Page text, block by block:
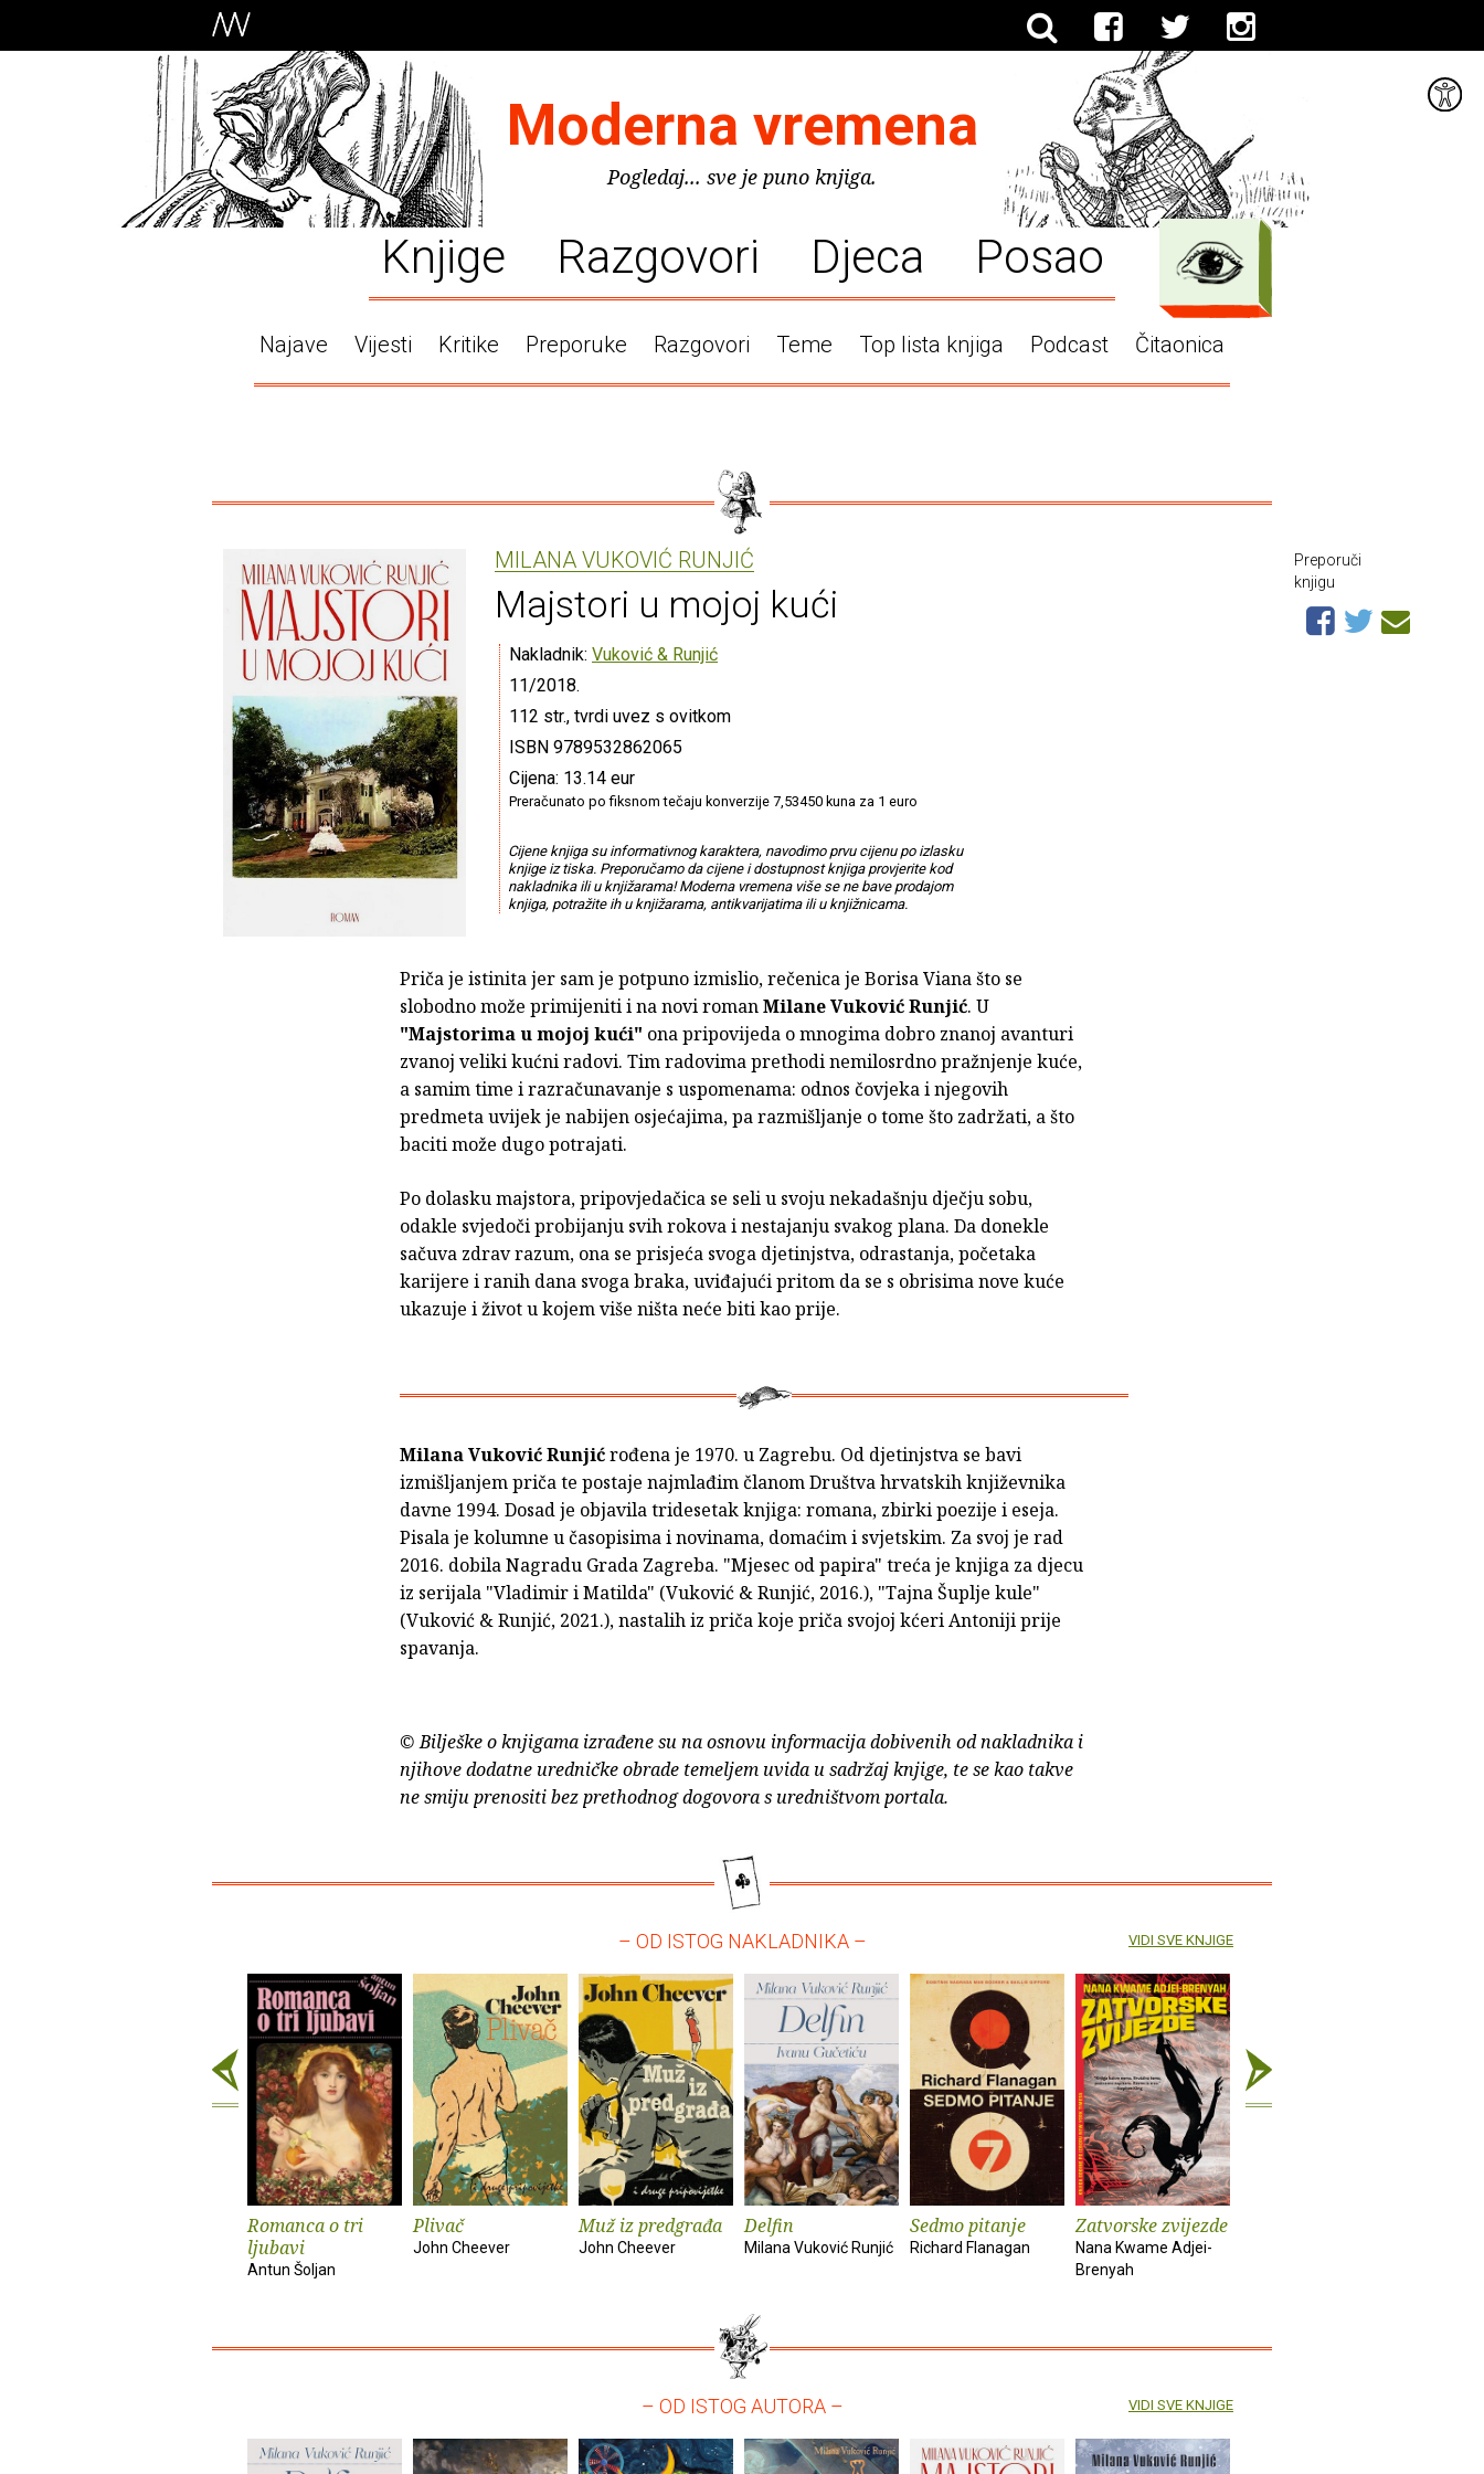
Moderna vremena
Pogledaj... sve je puno knjiga.
Knjige Razgovori Djeca Posao
Najave Vijesti Kritike Preporuke Razgovori Teme Top lista knjiga Podcast Čitaonica
MILANA VUKOVIĆ RUNJIĆ
Majstori u mojoj kući
Nakladnik: Vuković & Runjić
11/2018.
112 str., tvrdi uvez s ovitkom
ISBN 9789532862065
Cijena: 13.14 eur
Preračunato po fiksnom tečaju konverzije 7,53450 kuna za 1 euro
Cijene knjiga su informativnog karaktera, navodimo prvu cijenu po izlasku
knjige iz tiska. Preporučamo da cijene i dostupnost knjiga provjerite kod
nakladnika ili u knjižarama! Moderna vremena više se ne bave prodajom
knjiga, potražite ih u knjižarama, antikvarijatima ili u knjižnicama.
Priča je istinita jer sam je potpuno izmislio, rečenica je Borisa Viana što se
slobodno može primijeniti i na novi romanMilane Vuković Runjić. U
"Majstorima u mojoj kući" ona pripovijeda o mnogima dobro znanoj avanturi
zvanoj veliki kućni radovi. Tim radovima prethodi nemilosrdno pražnjenje kuće,
a samim time i razračunavanje s uspomenama: odnos čovjeka i njegovih
predmeta uvijek je nabijen osjećajima, pa razmišljanje o tome što zadržati, a što
baciti može dugo potrajati.
Po dolasku majstora, pripovjedačica se seli u svoju nekadašnju dječju sobu,
odakle svjedoči probijanju svih rokova i nestajanju svakog plana. Da donekle
sačuva zdrav razum, ona se prisjeća svoga djetinjstva, odrastanja, početaka
karijere i ranih dana svoga braka, uviđajući pritom da se s obrisima nove kuće
ukazuje i život u kojem više ništa neće biti kao prije.
Milana Vuković Runjićrođena je 1970. u Zagrebu. Od djetinjstva se bavi
izmišljanjem priča te postaje najmlađim članom Društva hrvatskih književnika
davne 1994. Dosad je objavila tridesetak knjiga: romana, zbirki poezije i eseja.
Pisala je kolumne u časopisima i novinama, domaćim i svjetskim. Za svoj je rad
2016. dobila Nagradu Grada Zagreba. "Mjesec od papira" treća je knjiga za djecu
iz serijala "Vladimir i Matilda" (Vuković & Runjić, 2016.), "Tajna Šuplje kule"
(Vuković & Runjić, 2021.), nastalih iz priča koje priča svojoj kćeri Antoniji prije
spavanja.
© Bilješke o knjigama izrađene su na osnovu informacija dobivenih od nakladnika i
njihove dodatne uredničke obrade temeljem uvida u sadržaj knjige, te se kao takve
ne smiju prenositi bez prethodnog dogovora s uredništvom portala.
Preporuči
knjigu
– OD ISTOG NAKLADNIKA –
Romanca o tri
ljubavi
Antun Šoljan
Plivač
John Cheever
Muž iz predgrađa
John Cheever
Delfin
Milana Vuković Runjić
Sedmo pitanje
Richard Flanagan
Zatvorske zvijezde
Nana Kwame Adjei-
Brenyah
VIDI SVE KNJIGE
– OD ISTOG AUTORA – VIDI SVE KNJIGE